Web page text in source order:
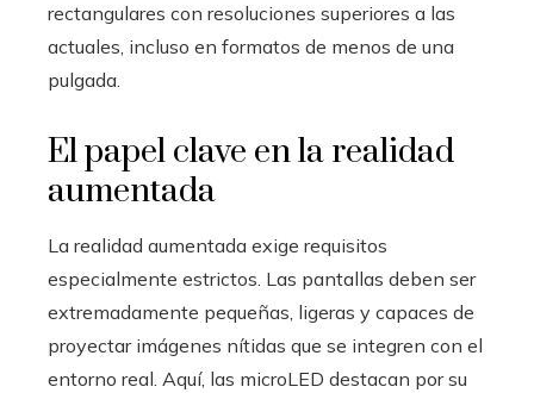
rectangulares con resoluciones superiores a las
actuales, incluso en formatos de menos de una
pulgada.
El papel clave en la realidad
aumentada
La realidad aumentada exige requisitos
especialmente estrictos. Las pantallas deben ser
extremadamente pequeñas, ligeras y capaces de
proyectar imágenes nítidas que se integren con el
entorno real. Aquí, las microLED destacan por su